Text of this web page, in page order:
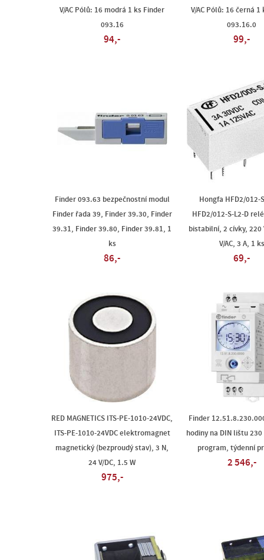
V/AC Pólů: 16 modrá 1 ks Finder
093.16
94,-
V/AC Pólů: 16 černá 1
093.16.0
99,-
Finder 093.63 bezpečnostní modul
Finder řada 39, Finder 39.30, Finder
39.31, Finder 39.80, Finder 39.81, 1
ks
86,-
Hongfa HFD2/012-
HFD2/012-S-L2-D
bistabilní, 2 cívky, 220
V/AC, 3 A, 1 ks
69,-
RED MAGNETICS ITS-PE-1010-24VDC,
ITS-PE-1010-24VDC elektromagnet
magnetický (bezproudý stav), 3 N,
24 V/DC, 1.5 W
975,-
Finder
hodiny na DIN lištu 230
program, týdenní
2 546,-